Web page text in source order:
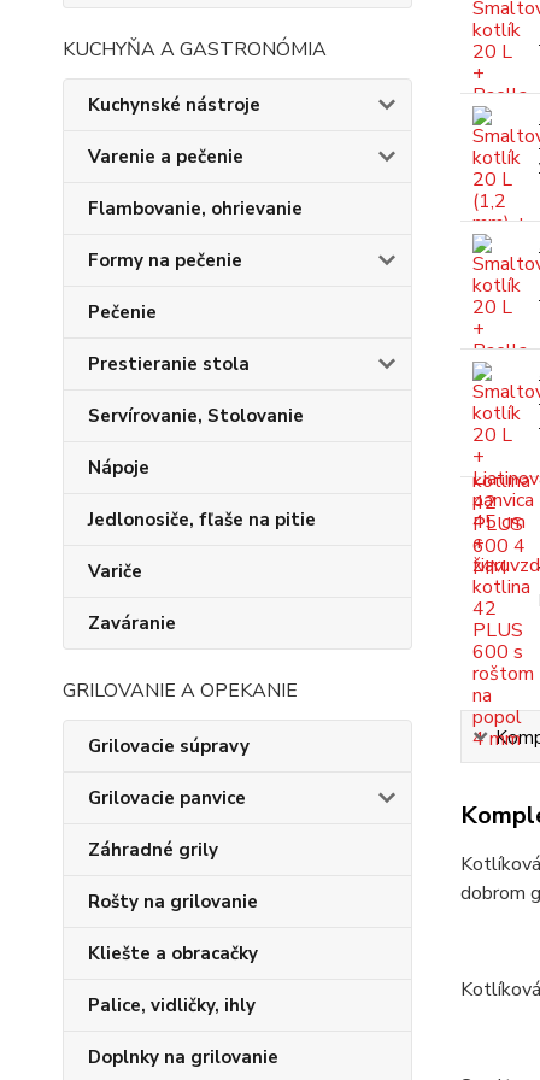
KUCHYŇA A GASTRONÓMIA
Kuchynské nástroje
Varenie a pečenie
Flambovanie, ohrievanie
Formy na pečenie
Pečenie
Prestieranie stola
Servírovanie, Stolovanie
Nápoje
Jedlonosiče, fľaše na pitie
Variče
Zaváranie
GRILOVANIE A OPEKANIE
Grilovacie súpravy
Grilovacie panvice
Záhradné grily
Rošty na grilovanie
Kliešte a obracačky
Palice, vidličky, ihly
Doplnky na grilovanie
dobrom